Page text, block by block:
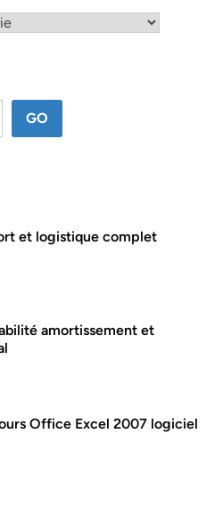
GO
et logistique complet
amortissement et
Office Excel 2007 logiciel